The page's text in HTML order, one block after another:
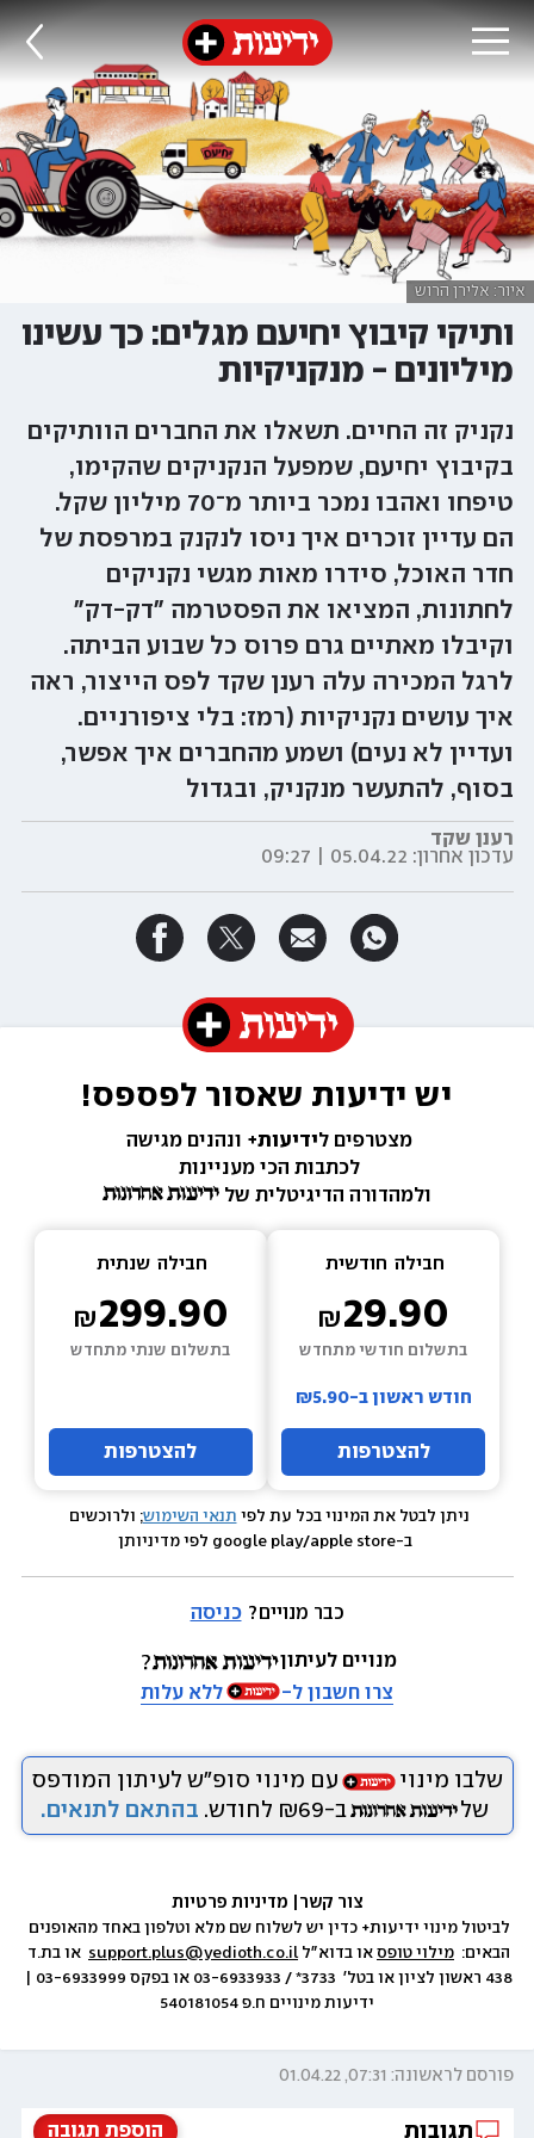
איור: אלירן הרוש
ותיקי קיבוץ יחיעם מגלים: כך עשינו
מיליונים - מנקניקיות
נקניק זה החיים. תשאלו את החברים הוותיקים
בקיבוץ יחיעם, שמפעל הנקניקים שהקימו,
טיפחו ואהבו נמכר ביותר מ־70 מיליון שקל.
הם עדיין זוכרים איך ניסו לנקנק במרפסת של
חדר האוכל, סידרו מאות מגשי נקניקים
לחתונות, המציאו את הפסטרמה "דק-דק"
וקיבלו מאתיים גרם פרוס כל שבוע הביתה.
לרגל המכירה עלה רענן שקד לפס הייצור, ראה
איך עושים נקניקיות (רמז: בלי ציפורניים.
ועדיין לא נעים) ושמע מהחברים איך אפשר,
בסוף, להתעשר מנקניק, ובגדול
רענן שקד
עדכון אחרון: 05.04.22 | 09:27
יש ידיעות שאסור לפספס!
מצטרפים לידיעות+ ונהנים מגישה
לכתבות הכי מעניינות
ולמהדורה הדיגיטלית של
חבילה חודשית
29.90
בתשלום חודשי מתחדש
חודש ראשון ב-₪5.90
להצטרפות
חבילה שנתית
299.90
בתשלום שנתי מתחדש
להצטרפות
ניתן לבטל את המינוי בכל עת לפי תנאי השימוש; ולרוכשים
כבר מנויים? כניסה
מנויים לעיתון
צרו חשבון ל-
ללא עלות
שלבו מינוי
עם מינוי סופ״ש לעיתון המודפס
של
ב-₪69 לחודש. בהתאם לתנאים.
צור קשר
הבאים: מילוי טופס או בדוא״ל support.plus@yedioth.co.il
ידיעות מינויים ח.פ 540181054
פורסם לראשונה: 07:31, 01.04.22
הוספת תגובה תגובות